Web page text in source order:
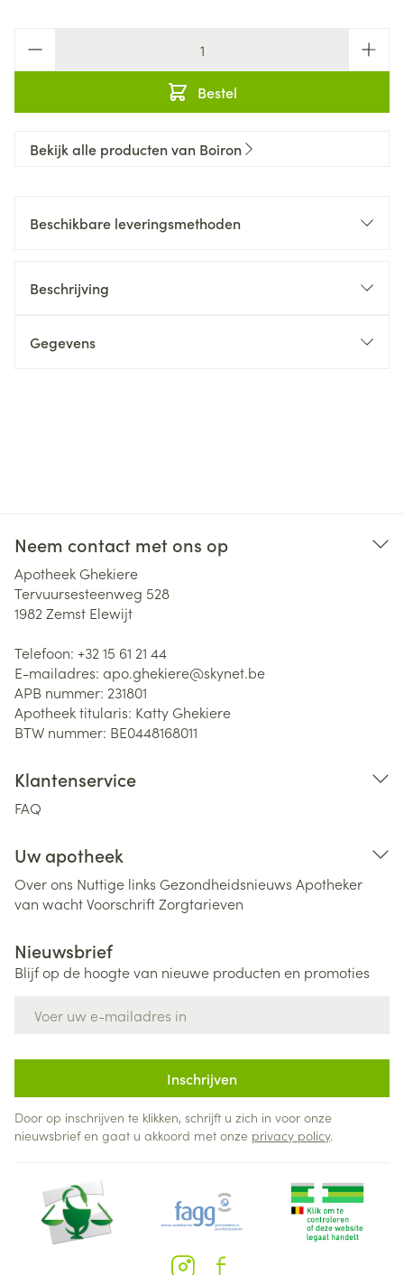
Bestel
Bekijk alle producten van Boiron
Beschikbare leveringsmethoden
Beschrijving
Gegevens
Neem contact met ons op
Apotheek Ghekiere
Tervuursesteenweg 528
1982 Zemst Elewijt
Telefoon: +32 15 61 21 44
E-mailadres: apo.ghekiere@skynet.be
APB nummer: 231801
Apotheek titularis: Katty Ghekiere
BTW nummer: BE0448168011
Klantenservice
FAQ
Uw apotheek
Over ons Nuttige links Gezondheidsnieuws Apotheker
van wachtVoorschriftZorgtarieven
Nieuwsbrief
Blijf op de hoogte van nieuwe producten en promoties
Inschrijven
Door op inschrijven te klikken, schrijft u zich in voor onze
nieuwsbrief en gaat u akkoord met onze privacy policy.